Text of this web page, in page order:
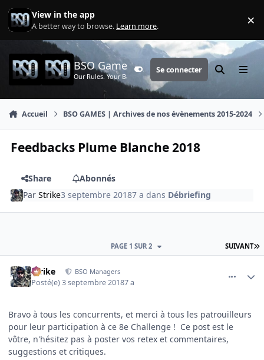
Aller au contenu
View in the app
A better way to browse. Learn more. ×
BSO Games
Our Rules. Your Battle.Customizer
Se connecter Rechercher
Menu
Accueil BSO GAMES | Archives de nos évènements 2015-2024
Feedbacks Plume Blanche 2018
Share
Abonnés
ParStrike3 septembre 20187 a dans Débriefing
SUIVANT
PAGE 1 SUR 2
Strike BSO Managers
Posté(e)3 septembre 20187 a
Bravo à tous les concurrents, et merci à tous les patrouilleurs
pour leur participation à ce 8e Challenge ! Ce post est le
vôtre, n'hésitez pas à poster vos retex et commentaires,
suggestions et critiques.